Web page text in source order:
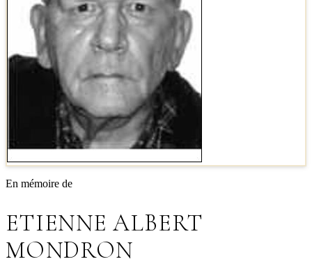
En mémoire de
ETIENNE ALBERT
MONDRON